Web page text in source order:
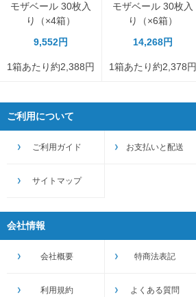
モザベール 30枚入
り（×4箱）
9,552円
1箱あたり約2,388円
モザベール 30枚入
り（×6箱）
14,268円
1箱あたり約2,378円
ご利用について
ご利用ガイド お支払いと配送
サイトマップ
会社情報
会社概要 特商法表記
利用規約 よくある質問